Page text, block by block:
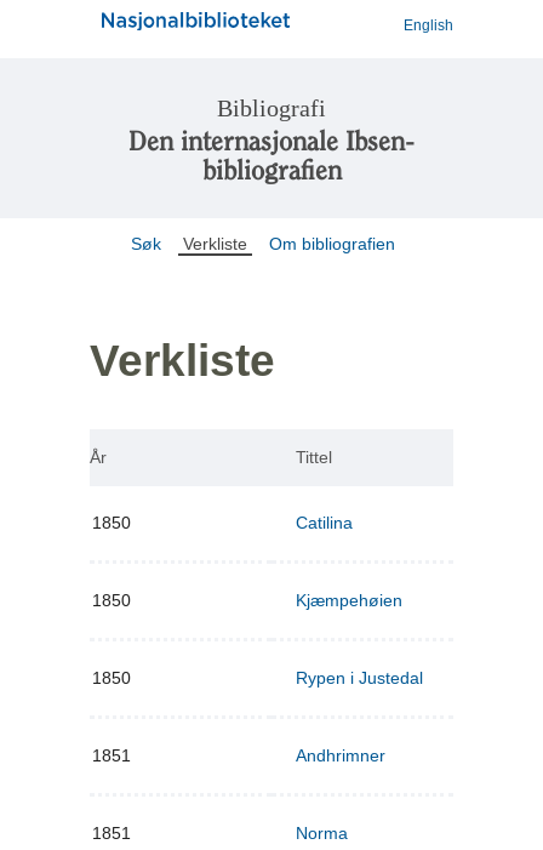
English
Bibliografi
Den internasjonale Ibsen-
bibliografien
Søk Verkliste Om bibliografien
Verkliste
År Tittel
1850 Catilina
1850 Kjæmpehøien
1850 Rypen i Justedal
1851 Andhrimner
1851 Norma